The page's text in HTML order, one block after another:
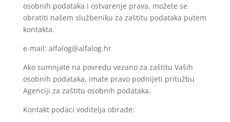
osobnih podataka i ostvarenje prava, možete se
obratiti našem službeniku za zaštitu podataka putem
kontakta.
e-mail: alfalog@alfalog.hr
Ako sumnjate na povredu vezano za zaštitu Vaših
osobnih podataka, imate pravo podnijeti pritužbu
Agenciji za zaštitu osobnih podataka.
Kontakt podaci voditelja obrade: